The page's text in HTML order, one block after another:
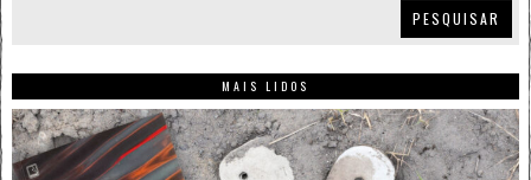
PESQUISAR
MAIS LIDOS